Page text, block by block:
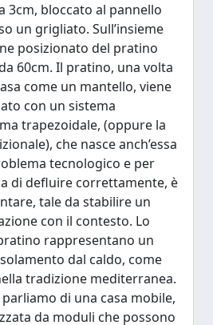
3cm, bloccato al pannello
un grigliato. Sull’insieme
posizionato del pratino
60cm. Il pratino, una volta
come un mantello, viene
con un sistema
trapezoidale, (oppure la
che nasce anch’essa
tecnologico e per
di defluire correttamente, è
tale da stabilire un
con il contesto. Lo
rappresentano un
dal caldo, come
tradizione mediterranea.
di una casa mobile,
da moduli che possono